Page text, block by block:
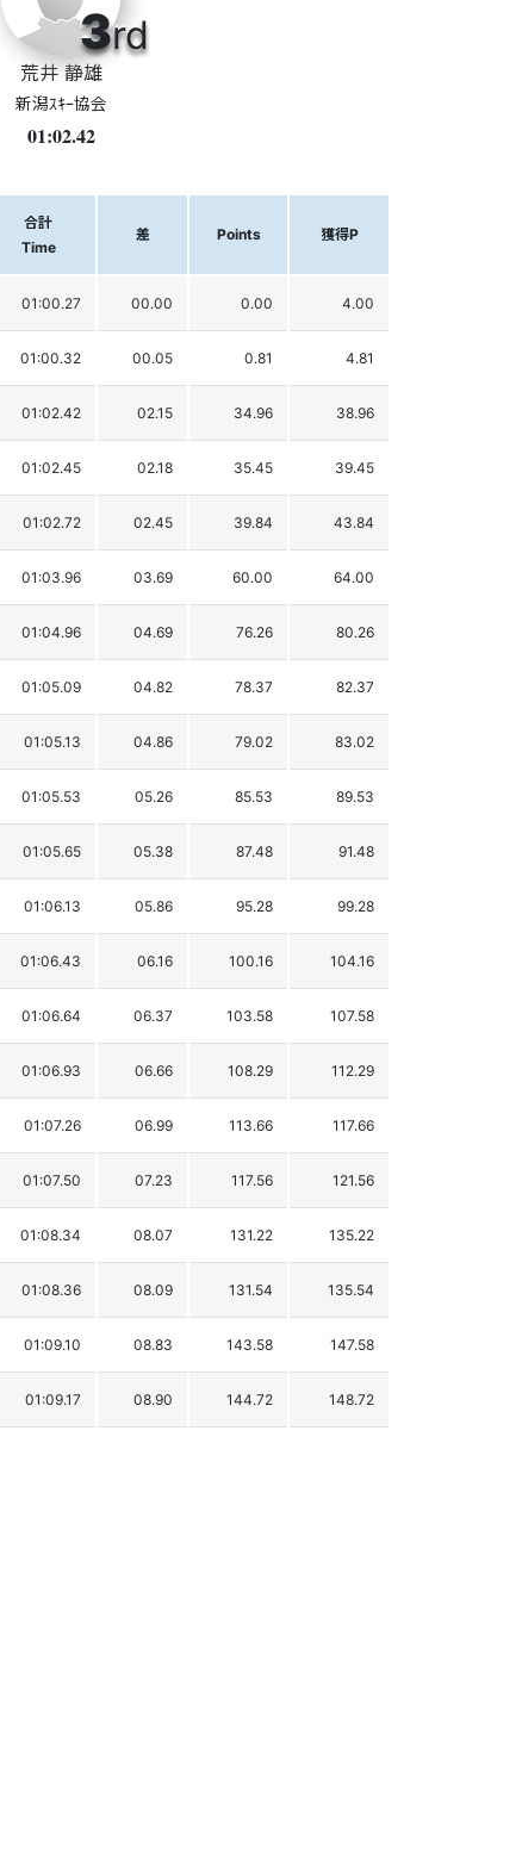
3rd
荒井 静雄
新潟ｽｷｰ協会
01:02.42
合計
Time
差 Points 獲得P
01:00.27 00.00 0.00 4.00
01:00.32 00.05 0.81 4.81
01:02.42 02.15 34.96 38.96
01:02.45 02.18 35.45 39.45
01:02.72 02.45 39.84 43.84
01:03.96 03.69 60.00 64.00
01:04.96 04.69 76.26 80.26
01:05.09 04.82 78.37 82.37
01:05.13 04.86 79.02 83.02
01:05.53 05.26 85.53 89.53
01:05.65 05.38 87.48 91.48
01:06.13 05.86 95.28 99.28
01:06.43 06.16 100.16 104.16
01:06.64 06.37 103.58 107.58
01:06.93 06.66 108.29 112.29
01:07.26 06.99 113.66 117.66
01:07.50 07.23 117.56 121.56
01:08.34 08.07 131.22 135.22
01:08.36 08.09 131.54 135.54
01:09.10 08.83 143.58 147.58
01:09.17 08.90 144.72 148.72